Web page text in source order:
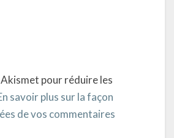
pour réduire les
savoir plus sur la façon
de vos commentaires